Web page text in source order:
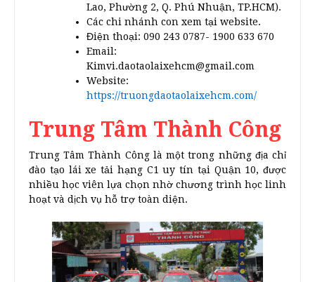
Lao, Phường 2, Q. Phú Nhuận, TP.HCM).
Các chi nhánh con xem tại website.
Điện thoại: 090 243 0787- 1900 633 670
Email:
Kimvi.daotaolaixehcm@gmail.com
Website:
https://truongdaotaolaixehcm.com/
Trung Tâm Thành Công
Trung Tâm Thành Công là một trong những địa chỉ
đào tạo lái xe tải hạng C1 uy tín tại Quận 10, được
nhiều học viên lựa chọn nhờ chương trình học linh
hoạt và dịch vụ hỗ trợ toàn diện.